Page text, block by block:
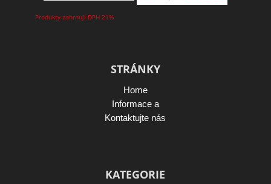
Produkty zahrnují DPH 21%
STRÁNKY
Home
Informace a
Kontaktujte nás
KATEGORIE